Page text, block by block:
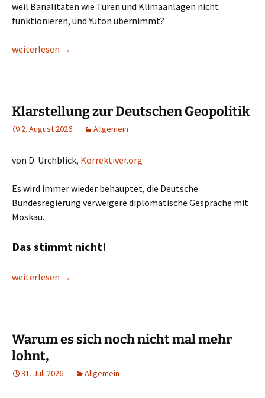
weil Banalitäten wie Türen und Klimaanlagen nicht
funktionieren, und Yuton übernimmt?
Der Grund für die Dysfunktion
weiterlesen →
Klarstellung zur Deutschen Geopolitik
2. August 2026 Allgemein
von D. Urchblick, Korrektiver.org
Es wird immer wieder behauptet, die Deutsche
Bundesregierung verweigere diplomatische Gespräche mit
Moskau.
Das stimmt nicht!
Klarstellung zur Deutschen Geopolitik
weiterlesen →
Warum es sich noch nicht mal mehr
lohnt,
31. Juli 2026 Allgemein